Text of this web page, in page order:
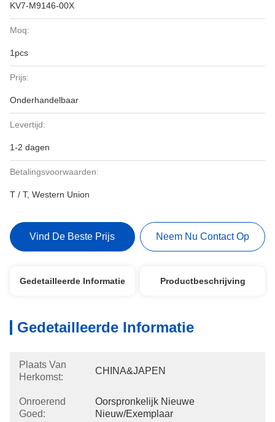
KV7-M9146-00X
Moq:
1pcs
Prijs:
Onderhandelbaar
Levertijd:
1-2 dagen
Betalingsvoorwaarden:
T / T, Western Union
Vind De Beste Prijs Neem Nu Contact Op
Gedetailleerde Informatie Productbeschrijving
Gedetailleerde Informatie
Plaats Van
Herkomst:
CHINA&JAPEN
Onroerend
Goed:
Oorspronkelijk Nieuwe
Nieuw/exemplaar